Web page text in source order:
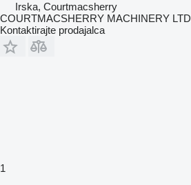
Irska, Courtmacsherry
COURTMACSHERRY MACHINERY LTD
Kontaktirajte prodajalca
1